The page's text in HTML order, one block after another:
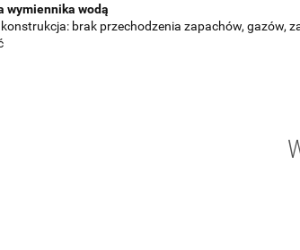
wymiennika wodą
brak przechodzenia zapachów, gazów,